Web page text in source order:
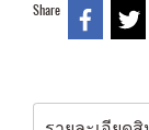
Share